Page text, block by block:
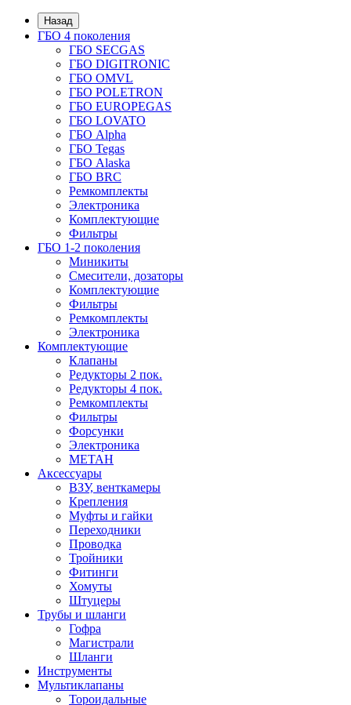
Назад
ГБО 4 поколения
ГБО SECGAS
ГБО DIGITRONIC
ГБО OMVL
ГБО POLETRON
ГБО EUROPEGAS
ГБО LOVATO
ГБО Alpha
ГБО Tegas
ГБО Alaska
ГБО BRC
Ремкомплекты
Электроника
Комплектующие
Фильтры
ГБО 1-2 поколения
Миникиты
Смесители, дозаторы
Комплектующие
Фильтры
Ремкомплекты
Электроника
Комплектующие
Клапаны
Редукторы 2 пок.
Редукторы 4 пок.
Ремкомплекты
Фильтры
Форсунки
Электроника
МЕТАН
Аксессуары
ВЗУ, венткамеры
Крепления
Муфты и гайки
Переходники
Проводка
Тройники
Фитинги
Хомуты
Штуцеры
Трубы и шланги
Гофра
Магистрали
Шланги
Инструменты
Мультиклапаны
Тороидальные